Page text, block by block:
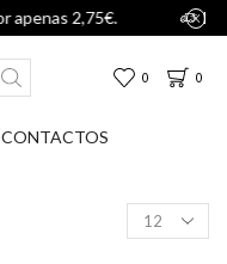
Entrega em Pontos
0 0
CONTACTOS